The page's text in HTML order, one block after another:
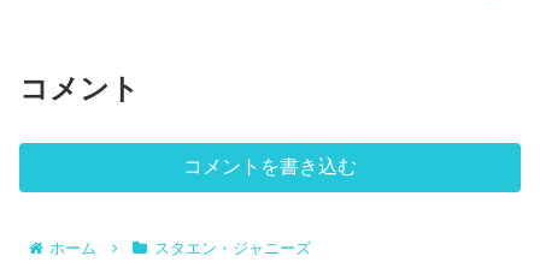
コメント
コメントを書き込む
ホーム スタエン・ジャニーズ